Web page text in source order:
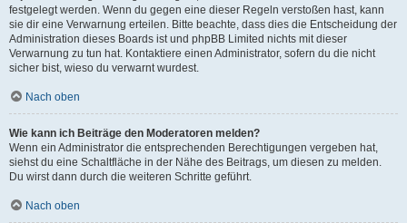
festgelegt werden. Wenn du gegen eine dieser Regeln verstoßen hast, kann
sie dir eine Verwarnung erteilen. Bitte beachte, dass dies die Entscheidung der
Administration dieses Boards ist und phpBB Limited nichts mit dieser
Verwarnung zu tun hat. Kontaktiere einen Administrator, sofern du die nicht
sicher bist, wieso du verwarnt wurdest.
Nach oben
Wie kann ich Beiträge den Moderatoren melden?
Wenn ein Administrator die entsprechenden Berechtigungen vergeben hat,
siehst du eine Schaltfläche in der Nähe des Beitrags, um diesen zu melden.
Du wirst dann durch die weiteren Schritte geführt.
Nach oben